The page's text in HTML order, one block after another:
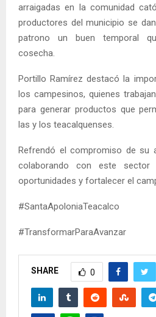
arraigadas en la comunidad
productores del municipio se
patrono un buen temporal
cosecha.
Portillo Ramírez destacó la
los campesinos, quienes
para generar productos que
las y los teacalquenses.
Refrendó el compromiso de su
colaborando con este sector
oportunidades y fortalecer el
#SantaApoloniaTeacalco
#TransformarParaAvanzar
SHARE 0